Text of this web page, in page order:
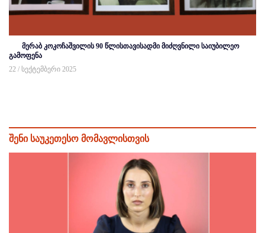
მერაბ კოკოჩაშვილის 90 წლისთავისადმი მიძღვნილი საიუბილეო
გამოფენა
22 / სექტემბერი 2025
შენი საუკეთესო მომავლისთვის